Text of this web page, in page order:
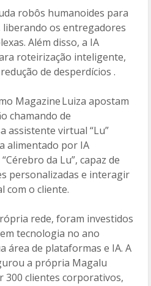
robôs humanoides para
os entregadores
Além disso, a IA
roteirização inteligente,
de desperdícios .
Magazine Luiza apostam
chamando de
assistente virtual “Lu”
alimentado por IA
da Lu”, capaz de
personalizadas e interagir
com o cliente.
rede, foram investidos
tecnologia no ano
área de plataformas e IA. A
a própria Magalu
300 clientes corporativos,